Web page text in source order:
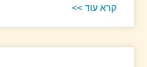
קרא עוד >>